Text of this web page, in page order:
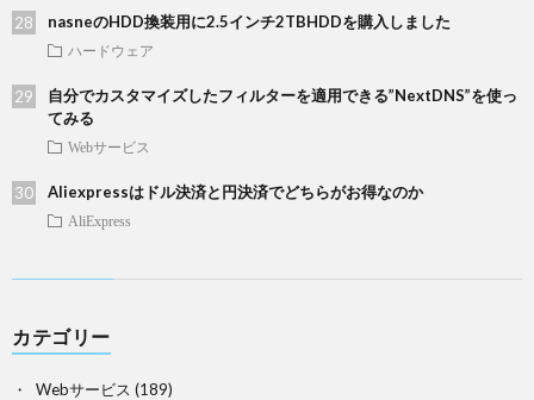
nasneのHDD換装用に2.5インチ2TBHDDを購入しました
ハードウェア
自分でカスタマイズしたフィルターを適用できる”NextDNS”を使っ
てみる
Webサービス
Aliexpressはドル決済と円決済でどちらがお得なのか
AliExpress
カテゴリー
Webサービス (189)